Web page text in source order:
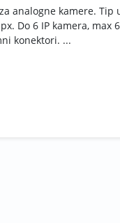
analogne kamere. Tip
Do 6 IP kamera, max
konektori. ...